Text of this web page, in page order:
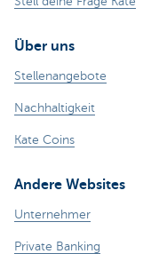
Über uns
Stellenangebote
Nachhaltigkeit
Kate Coins
Andere Websites
Unternehmer
Private Banking